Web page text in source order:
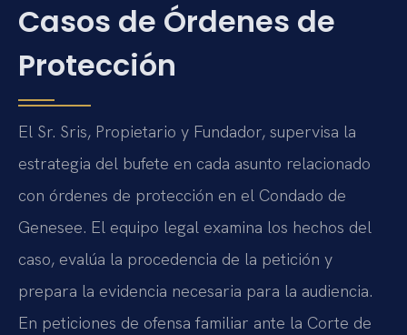
Casos de Órdenes de
Protección
El Sr. Sris, Propietario y Fundador, supervisa la
estrategia del bufete en cada asunto relacionado
con órdenes de protección en el Condado de
Genesee. El equipo legal examina los hechos del
caso, evalúa la procedencia de la petición y
prepara la evidencia necesaria para la audiencia.
En peticiones de ofensa familiar ante la Corte de